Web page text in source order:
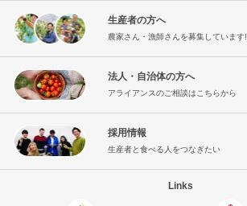
生産者の方へ
農家さん・漁師さんを募集しています!
法人・自治体の方へ
アライアンスのご相談はこちらから
採用情報
生産者と食べる人をつなぎたい
Links